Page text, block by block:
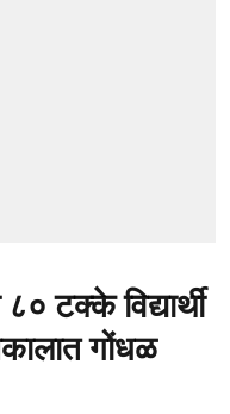
टक्के विद्यार्थी
गोंधळ